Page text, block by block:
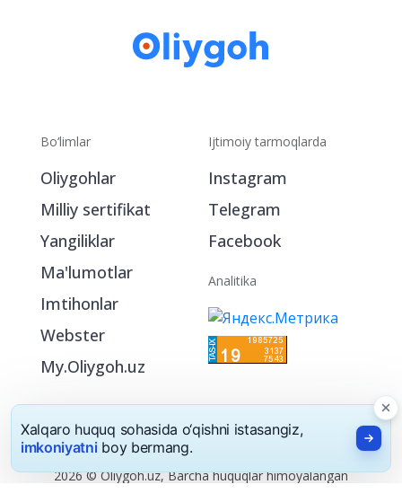
Bo‘limlar
Oliygohlar
Milliy sertifikat
Yangiliklar
Ma'lumotlar
Imtihonlar
Webster
My.Oliygoh.uz
Ijtimoiy tarmoqlarda
Instagram
Telegram
Facebook
Analitika
2026 © Oliygoh.uz, Barcha huquqlar himoyalangan
Xalqaro huquq sohasida o‘qishni istasangiz,
imkoniyatni boy bermang.